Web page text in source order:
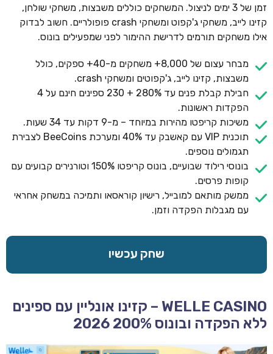
זמן של 3 ימים לניצול. המשחקים כוללים משבצות, משחקי שולחן,
קזינו לייב, משחקי ג'קפוט ומשחקי crash פופולריים. חשוב לבדוק
אילו משחקים תורמים לדרישת ההימור לפני שמפעילים בונוס.
מבחר עצום של 8,000+ משחקים מ-40+ ספקים, כולל
משבצות, קזינו לייב, ג'קפוטים ומשחקי crash.
חבילת קבלת פנים עד 280% + 230 ספינים חינם על 4
הפקדות ראשונות.
משיכות קריפטו מהירות במיוחד – מ-9 דקות עד 34 שעות.
תוכנית VIP עם קאשבק עד 40% ומערכת BeeCoins לצבירת
תגמולים נוספים.
בונוסי רילוד שבועיים, בונוס קריפטו 150% וטורנירים קבועים עם
קופות פרסים.
ממשק מותאם למובייל, רישיון קוראסאו ותמיכה במשחק אחראי
עם מגבלות הפקדה וזמן.
שחק עכשיו
WELLE CASINO – קזינו אונליין עם ספינים
ללא הפקדה ובונוס 200% 2026